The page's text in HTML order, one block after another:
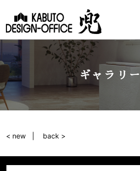
ギャラリー
< new back >